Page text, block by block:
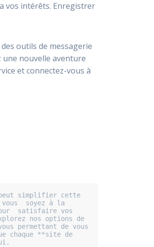
vos intérêts. Enregistrer
outils de messagerie
une nouvelle aventure
et connectez-vous à
simplifier cette
vous  soyez à la
satisfaire vos
nos options de
permettant de vous
chaque **site de